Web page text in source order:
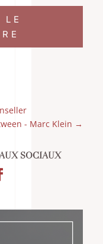
LE
- Marc Klein →
SOCIAUX